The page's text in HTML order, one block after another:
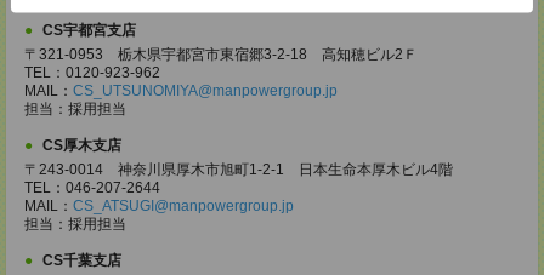
CS宇都宮支店
〒321-0953 栃木県宇都宮市東宿郷3-2-18 高知穂ビル2Ｆ
TEL：0120-923-962
MAIL： CS_UTSUNOMIYA@manpowergroup.jp
担当：採用担当
CS厚木支店
〒243-0014 神奈川県厚木市旭町1-2-1 日本生命本厚木ビル4階
TEL：046-207-2644
MAIL： CS_ATSUGI@manpowergroup.jp
担当：採用担当
CS千葉支店